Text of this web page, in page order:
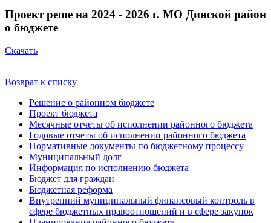
Проект реше на 2024 - 2026 г. МО Динской район
о бюджете
Скачать
Возврат к списку
Решение о районном бюджете
Проект бюджета
Месячные отчеты об исполнении районного бюджета
Годовые отчеты об исполнении районного бюджета
Нормативные документы по бюджетному процессу
Муниципальный долг
Информация по исполнению бюджета
Бюджет для граждан
Бюджетная реформа
Внутренний муниципальный финансовый контроль в
сфере бюджетных правоотношений и в сфере закупок